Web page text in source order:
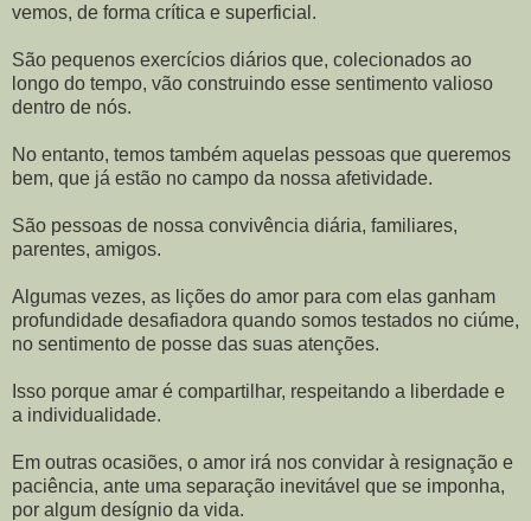
vemos, de forma crítica e superficial.
São pequenos exercícios diários que, colecionados ao
longo do tempo, vão construindo esse sentimento valioso
dentro de nós.
No entanto, temos também aquelas pessoas que queremos
bem, que já estão no campo da nossa afetividade.
São pessoas de nossa convivência diária, familiares,
parentes, amigos.
Algumas vezes, as lições do amor para com elas ganham
profundidade desafiadora quando somos testados no ciúme,
no sentimento de posse das suas atenções.
Isso porque amar é compartilhar, respeitando a liberdade e
a individualidade.
Em outras ocasiões, o amor irá nos convidar à resignação e
paciência, ante uma separação inevitável que se imponha,
por algum desígnio da vida.